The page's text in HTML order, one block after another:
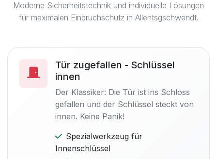
Moderne Sicherheitstechnik und individuelle Lösungen
für maximalen Einbruchschutz in Allentsgschwendt.
Tür zugefallen - Schlüssel
innen
Der Klassiker: Die Tür ist ins Schloss
gefallen und der Schlüssel steckt von
innen. Keine Panik!
Spezialwerkzeug für
Innenschlüssel